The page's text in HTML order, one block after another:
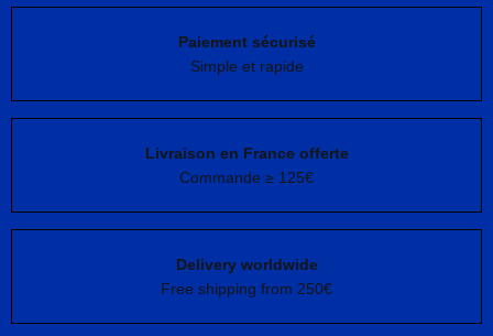
Paiement sécurisé
Simple et rapide
Livraison en France offerte
Commande ≥ 125€
Delivery worldwide
Free shipping from 250€